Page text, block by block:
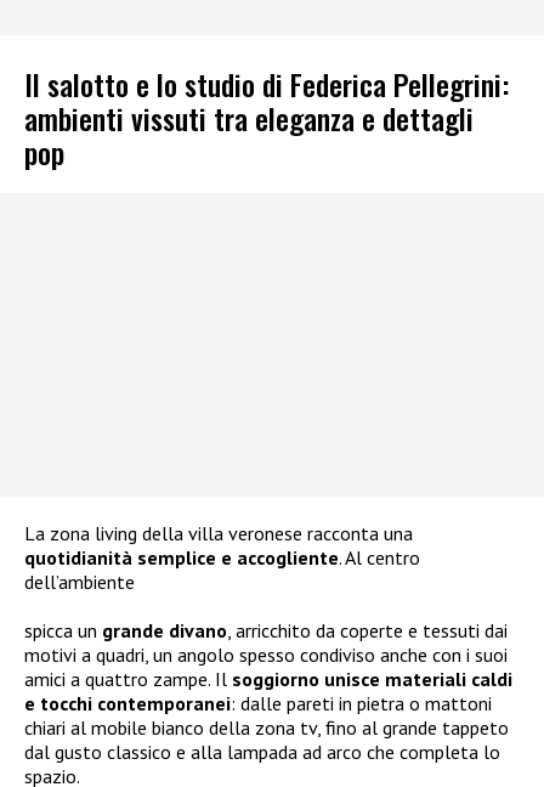
Il salotto e lo studio di Federica Pellegrini:
ambienti vissuti tra eleganza e dettagli
pop
La zona living della villa veronese racconta una
quotidianità semplice e accogliente. Al centro
dell’ambiente
spicca un grande divano, arricchito da coperte e tessuti dai
motivi a quadri, un angolo spesso condiviso anche con i suoi
amici a quattro zampe. Il soggiorno unisce materiali caldi
e tocchi contemporanei: dalle pareti in pietra o mattoni
chiari al mobile bianco della zona tv, fino al grande tappeto
dal gusto classico e alla lampada ad arco che completa lo
spazio.